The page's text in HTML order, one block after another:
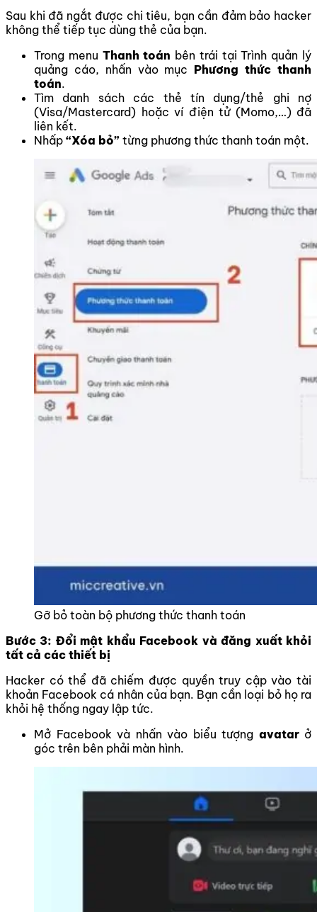
Sau khi đã ngắt được chi tiêu, bạn cần đảm bảo hacker
không thể tiếp tục dùng thẻ của bạn.
Trong menu Thanh toán bên trái tại Trình quản lý
quảng cáo, nhấn vào mục Phương thức thanh
toán.
Tìm danh sách các thẻ tín dụng/thẻ ghi nợ
(Visa/Mastercard) hoặc ví điện tử (Momo,…) đã
liên kết.
Nhấp “Xóa bỏ” từng phương thức thanh toán một.
Gỡ bỏ toàn bộ phương thức thanh toán
Bước 3: Đổi mật khẩu Facebook và đăng xuất khỏi
tất cả các thiết bị
Hacker có thể đã chiếm được quyền truy cập vào tài
khoản Facebook cá nhân của bạn. Bạn cần loại bỏ họ ra
khỏi hệ thống ngay lập tức.
Mở Facebook và nhấn vào biểu tượng avatarở
góc trên bên phải màn hình.